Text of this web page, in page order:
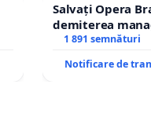
Salvați Opera
demiterea
Petrean Lucian-
1 891 semnături
Notificare de